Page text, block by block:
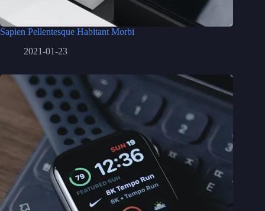
Sapien Pellentesque Habitant Morbi
2021-01-23